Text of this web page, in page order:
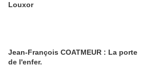
Louxor
Jean-François COATMEUR : La porte
de l'enfer.